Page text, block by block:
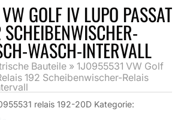
GOLF IV LUPO PASSAT
WASCH-INTERVALL
Bauteile » 1J0955531 VW Golf
192 Scheibenwischer-Relais
relais 192-20D Kategorie: